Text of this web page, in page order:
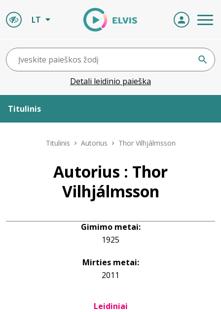
LT
Detali leidinio paieška
Titulinis
ELVIS atvyksta
Naujienos
Titulinis Autorius Thor Vilhjálmsson
Autorius : Thor
Vilhjálmsson
Gimimo metai:
1925
Mirties metai:
2011
Leidiniai